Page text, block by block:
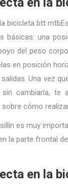
básicas: una
del peso
en posición
Una vez
cambiarla,
cómo
es muy
la parte frontal
en la